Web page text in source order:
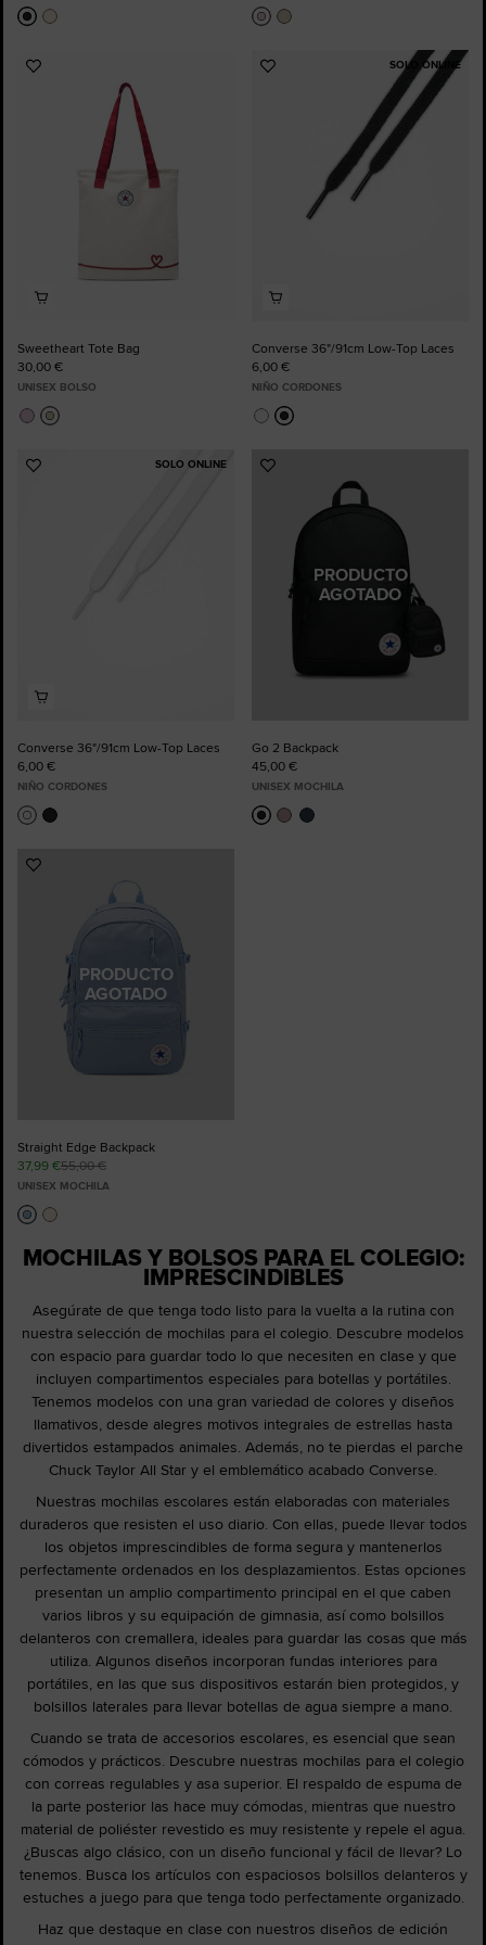
Añadir
Sweetheart Tote Bag
30,00 €
UNISEX BOLSO
SOLO ONLINE
Añadir
Converse 36"/91cm Low-Top Laces
6,00 €
NIÑO CORDONES
SOLO ONLINE
Añadir
Converse 36"/91cm Low-Top Laces
6,00 €
NIÑO CORDONES
PRODUCTO
AGOTADO
Añadir
Favoritos
Go 2 Backpack
45,00 €
UNISEX MOCHILA
PRODUCTO
AGOTADO
Añadir
Straight Edge Backpack
37,99 €55,00 €
UNISEX MOCHILA
MOCHILAS Y BOLSOS PARA EL COLEGIO:
IMPRESCINDIBLES
Asegúrate de que tenga todo listo para la vuelta a la rutina con
nuestra selección de mochilas para el colegio. Descubre modelos
con espacio para guardar todo lo que necesiten en clase y que
incluyen compartimentos especiales para botellas y portátiles.
Tenemos modelos con una gran variedad de colores y diseños
llamativos, desde alegres motivos integrales de estrellas hasta
divertidos estampados animales. Además, no te pierdas el parche
Chuck Taylor All Star y el emblemático acabado Converse.
Nuestras mochilas escolares están elaboradas con materiales
duraderos que resisten el uso diario. Con ellas, puede llevar todos
los objetos imprescindibles de forma segura y mantenerlos
perfectamente ordenados en los desplazamientos. Estas opciones
presentan un amplio compartimento principal en el que caben
varios libros y su equipación de gimnasia, así como bolsillos
delanteros con cremallera, ideales para guardar las cosas que más
utiliza. Algunos diseños incorporan fundas interiores para
portátiles, en las que sus dispositivos estarán bien protegidos, y
bolsillos laterales para llevar botellas de agua siempre a mano.
Cuando se trata de accesorios escolares, es esencial que sean
cómodos y prácticos. Descubre nuestras mochilas para el colegio
con correas regulables y asa superior. El respaldo de espuma de
la parte posterior las hace muy cómodas, mientras que nuestro
material de poliéster revestido es muy resistente y repele el agua.
¿Buscas algo clásico, con un diseño funcional y fácil de llevar? Lo
tenemos. Busca los artículos con espaciosos bolsillos delanteros y
estuches a juego para que tenga todo perfectamente organizado.
Haz que destaque en clase con nuestros diseños de edición